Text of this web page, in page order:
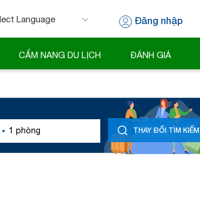
Đăng nhập
CẨM NANG DU LỊCH ĐÁNH GIÁ
· 1 phòng THAY ĐỔI TÌM KIẾM